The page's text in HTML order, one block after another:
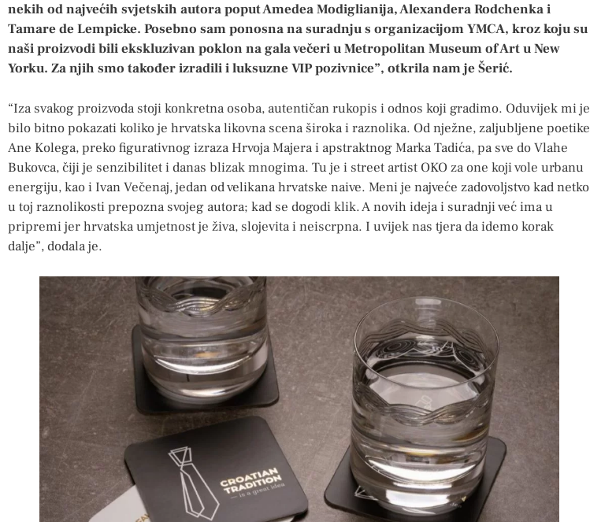
nekih od najvećih svjetskih autora poput Amedea Modiglianija, Alexandera Rodchenka i
Tamare de Lempicke. Posebno sam ponosna na suradnju s organizacijom YMCA, kroz koju su
naši proizvodi bili ekskluzivan poklon na gala večeri u Metropolitan Museum of Art u New
Yorku. Za njih smo također izradili i luksuzne VIP pozivnice”, otkrila nam je Šerić.
“Iza svakog proizvoda stoji konkretna osoba, autentičan rukopis i odnos koji gradimo. Oduvijek mi je
bilo bitno pokazati koliko je hrvatska likovna scena široka i raznolika. Od nježne, zaljubljene poetike
Ane Kolega, preko figurativnog izraza Hrvoja Majera i apstraktnog Marka Tadića, pa sve do Vlahe
Bukovca, čiji je senzibilitet i danas blizak mnogima. Tu je i street artist OKO za one koji vole urbanu
energiju, kao i Ivan Večenaj, jedan od velikana hrvatske naive. Meni je najveće zadovoljstvo kad netko
u toj raznolikosti prepozna svojeg autora; kad se dogodi klik. A novih ideja i suradnji već ima u
pripremi jer hrvatska umjetnost je živa, slojevita i neiscrpna. I uvijek nas tjera da idemo korak
dalje”, dodala je.